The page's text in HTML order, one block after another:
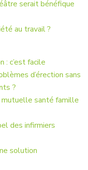
serait bénéfique
au travail ?
: c’est facile
d’érection sans
?
mutuelle santé famille
des infirmiers
solution